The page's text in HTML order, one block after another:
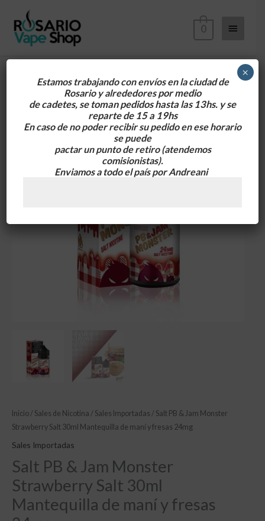
contenido
0
Inicio / Sales de Nicotina / Sales Importadas / Salt PB & Jam Monster
Strawberry Salt 30ml Mantequilla de maní y fresas 24mg
Sales Importadas
Salt PB & Jam Monster
Strawberry Salt 30ml
Mantequilla de maní y fresas
Estamos trabajando con envíos en la ciudad de
Rosario y alrededorespor medio
de cadetes, se toman pedidos hasta las 13hs. y se
reparte de 15 a 19hs
En caso de no poder recibir su pedido en ese horario
se puede
pactar un punto de retiro(atendemos
comisionistas).
Enviamos a todo el país por Andreani
×